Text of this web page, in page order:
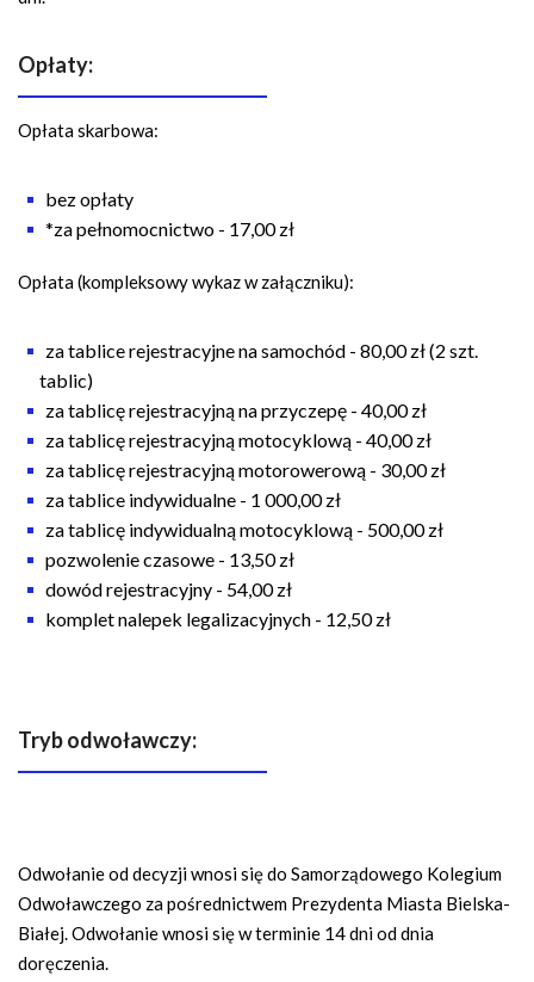
Opłaty:
Opłata skarbowa:
bez opłaty
*za pełnomocnictwo - 17,00 zł
Opłata (kompleksowy wykaz w załączniku):
za tablice rejestracyjne na samochód - 80,00 zł (2 szt.
tablic)
za tablicę rejestracyjną na przyczepę - 40,00 zł
za tablicę rejestracyjną motocyklową - 40,00 zł
za tablicę rejestracyjną motorowerową - 30,00 zł
za tablice indywidualne - 1 000,00 zł
za tablicę indywidualną motocyklową - 500,00 zł
pozwolenie czasowe - 13,50 zł
dowód rejestracyjny - 54,00 zł
komplet nalepek legalizacyjnych - 12,50 zł
Tryb odwoławczy:
Odwołanie od decyzji wnosi się do Samorządowego Kolegium
Odwoławczego za pośrednictwem Prezydenta Miasta Bielska-
Białej. Odwołanie wnosi się w terminie 14 dni od dnia
doręczenia.